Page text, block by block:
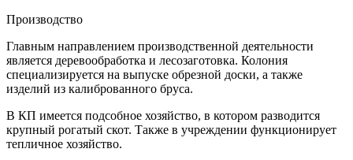
Производство
Главным направлением производственной деятельности
является деревообработка и лесозаготовка. Колония
специализируется на выпуске обрезной доски, а также
изделий из калиброванного бруса.
В КП имеется подсобное хозяйство, в котором разводится
крупный рогатый скот. Также в учреждении функционирует
тепличное хозяйство.